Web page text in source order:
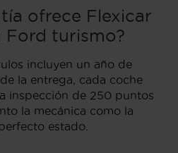
ofrece Flexicar
Ford turismo?
incluyen un año de
la entrega, cada coche
inspección de 250 puntos
la mecánica como la
estado.